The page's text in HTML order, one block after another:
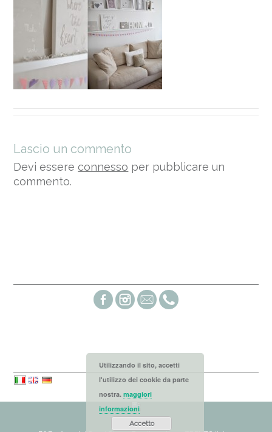
Lascio un commento
Devi essere connesso per pubblicare un
commento.
Utilizzando il sito, accetti
l'utilizzo dei cookie da parte
nostra. maggiori
informazioni
Accetto